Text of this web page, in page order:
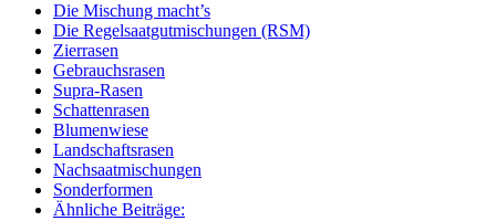
Die Mischung macht’s
Die Regelsaatgutmischungen (RSM)
Zierrasen
Gebrauchsrasen
Supra-Rasen
Schattenrasen
Blumenwiese
Landschaftsrasen
Nachsaatmischungen
Sonderformen
Ähnliche Beiträge: